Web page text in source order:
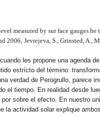
measured by sur face gauges be
2006; Jevrejeva, S., Grinsted, A.,
les propone una agenda
estrícto del término:
verdad de Perogrullo, parece
tiempo. En realidad desde
sobre el efecto. En nuestro
actividad solar explique